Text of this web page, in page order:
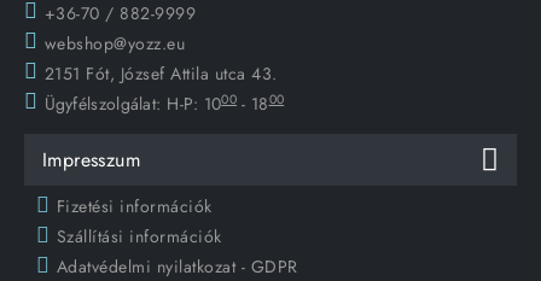
+36-70 / 882-9999
webshop@yozz.eu
2151 Fót, József Attila utca 43.
Ügyfélszolgálat: H-P: 1000 - 1800
Impresszum
Fizetési információk
Szállítási információk
Adatvédelmi nyilatkozat - GDPR